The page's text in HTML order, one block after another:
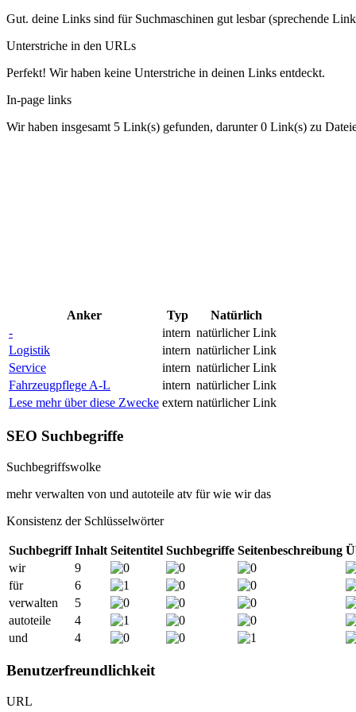
Gut. deine Links sind für Suchmaschinen gut lesbar (sprechende
Unterstriche in den URLs
Perfekt! Wir haben keine Unterstriche in deinen Links entdeckt.
In-page links
Wir haben insgesamt 5 Link(s) gefunden, darunter 0 Link(s) zu
Anker Typ
Natürlich
-
intern natürlicher Link
Logistik
intern natürlicher Link
Service
intern natürlicher Link
Fahrzeugpflege A-L
intern natürlicher Link
Lese mehr über diese Zwecke extern natürlicher Link
SEO Suchbegriffe
Suchbegriffswolke
mehr verwalten von und autoteile atv für wie wir das
Konsistenz der Schlüsselwörter
Suchbegriff Inhalt Seitentitel Suchbegriffe Seitenbeschreibung
wir
9
für
6
verwalten
5
autoteile
4
und
4
Benutzerfreundlichkeit
URL